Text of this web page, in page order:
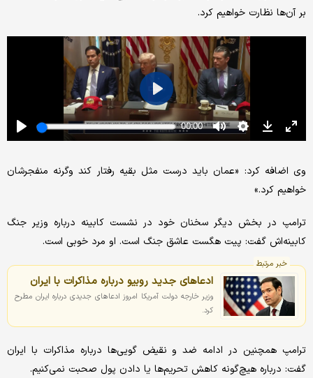
بر آن‌ها نظارت خواهیم کرد.
وی اضافه کرد: «عمان باید درست مثل بقیه رفتار کند وگرنه منفجرشان
خواهیم کرد.»
ترامپ در بخش دیگر سخنان خود در نشست کابینه درباره وزیر جنگ
کابینه‌اش گفت: پیت هگست عاشق جنگ است. او مرد خوبی است.
خبر مرتبط
ادعاهای جدید روبیو درباره مذاکرات با ایران
وزیر خارجه دولت آمریکا امروز ادعاهای جدیدی درباره ایران مطرح
کرد.
ترامپ همچنین در ادامه ضد و نقیض گویی‌ها درباره مذاکرات با ایران
گفت: درباره هیچ‌گونه کاهش تحریم‌ها یا دادن پول صحبت نمی‌کنیم.